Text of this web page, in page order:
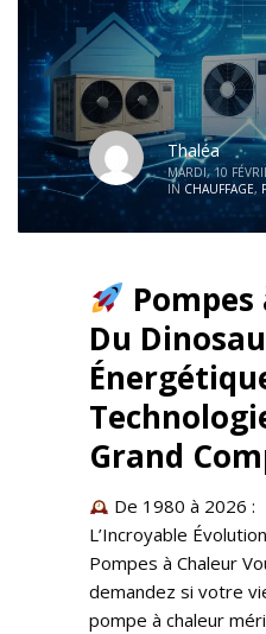
Thaléa
MARDI, 10
IN CHAUFFAGE,
Du
Grand
De 1980 à 2026 :
L’Incroyable
Pompes à Chaleur
demandez si votre
pompe à chaleur